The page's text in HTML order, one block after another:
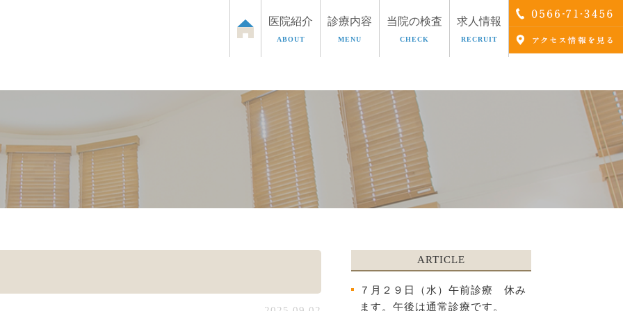
医院紹介
ABOUT
診療内容
MENU
尿器のお悩み お子さまの泌尿器のお悩み ED治療 AGA治療
当院の検査
CHECK
求人情報
RECRUIT
ARTICLE
７月２９日（水）午前診療 休み
ます。午後は通常診療です。